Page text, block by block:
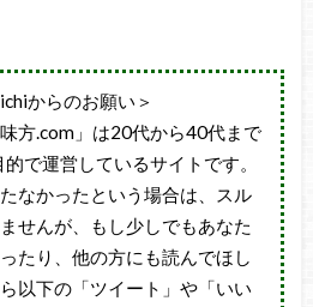
からのお願い＞
方.com」は20代から40代まで
で運営しているサイトです。
なかったという場合は、スル
せんが、もし少しでもあなた
たり、他の方にも読んでほし
以下の「ツイート」や「いい